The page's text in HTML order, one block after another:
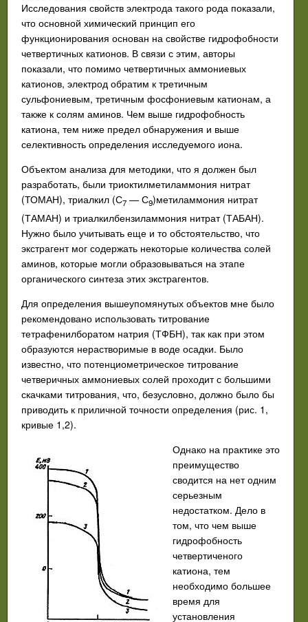
Исследования свойств электрода такого рода показали,
что основной химический принцип его
функционирования основан на свойстве гидрофобности
четвертичных катионов. В связи с этим, авторы
показали, что помимо четвертичных аммониевых
катионов, электрод обратим к третичным
сульфониевым, третичным фосфониевым катионам, а
также к солям аминов. Чем выше гидрофобность
катиона, тем ниже предел обнаружения и выше
селективность определения исследуемого иона.
Объектом анализа для методики, что я должен был
разработать, были триоктилметиламмония нитрат
(ТОМАН), триалкил (С7 — С9)метиламмония нитрат
(ТАМАН) и триалкилбензиламмония нитрат (ТАБАН).
Нужно было учитывать еще и то обстоятельство, что
экстрагент мог содержать некоторые количества солей
аминов, которые могли образовываться на этапе
органического синтеза этих экстрагентов.
Для определения вышеупомянутых объектов мне было
рекомендовано использовать титрование
тетрафенилборатом натрия (ТФБН), так как при этом
образуются нерастворимые в воде осадки. Было
известно, что потенциометрическое титрование
четверичных аммониевых солей проходит с большими
скачками титрования, что, безусловно, должно было бы
приводить к приличной точности определения (рис. 1,
кривые 1,2).
Однако на практике это
преимущество
сводится на нет одним
серьезным
недостатком. Дело в
том, что чем выше
гидрофобность
четвертиченого
катиона, тем
необходимо большее
время для
установления